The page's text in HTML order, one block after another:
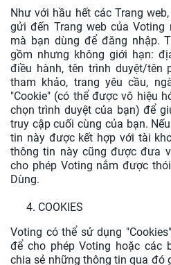
Như với hầu hết các Trang
gửi đến Trang web của
mà bạn dùng để đăng nhập.
gồm nhưng không giới hạn:
điều hành, tên trình duyệt/tên
tham khảo, trang yêu cầu,
"Cookie" (có thể được vô hiệu
chọn trình duyệt của bạn) để
truy cập cuối cùng của bạn.
tin này được kết hợp với tài
thông tin này cũng được đưa
cho phép Voting nắm được
Dùng.
COOKIES
Voting có thể sử dụng
để cho phép Voting hoặc các
chia sẻ những thông tin qua đó